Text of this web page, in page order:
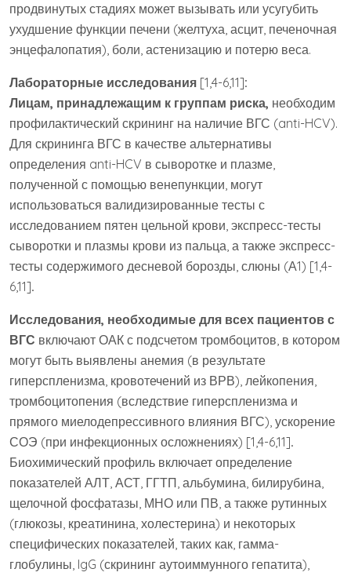
продвинутых стадиях может вызывать или усугубить
ухудшение функции печени (желтуха, асцит, печеночная
энцефалопатия), боли, астенизацию и потерю веса.
Лабораторные исследования [1,4-6,11]:
Лицам, принадлежащим к группам риска, необходим
профилактический скрининг на наличие ВГС (anti-HCV).
Для скрининга ВГС в качестве альтернативы
определения anti-HCV в сыворотке и плазме,
полученной с помощью венепункции, могут
использоваться валидизированные тесты с
исследованием пятен цельной крови, экспресс-тесты
сыворотки и плазмы крови из пальца, а также экспресс-
тесты содержимого десневой борозды, слюны (А1) [1,4-
6,11].
Исследования, необходимые для всех пациентов с
ВГС включают ОАК с подсчетом тромбоцитов, в котором
могут быть выявлены анемия (в результате
гиперспленизма, кровотечений из ВРВ), лейкопения,
тромбоцитопения (вследствие гиперспленизма и
прямого миелодепрессивного влияния ВГС), ускорение
СОЭ (при инфекционных осложнениях) [1,4-6,11].
Биохимический профиль включает определение
показателей АЛТ, АСТ, ГГТП, альбумина, билирубина,
щелочной фосфатазы, МНО или ПВ, а также рутинных
(глюкозы, креатинина, холестерина) и некоторых
специфических показателей, таких как, гамма-
глобулины, IgG (скрининг аутоиммунного гепатита),